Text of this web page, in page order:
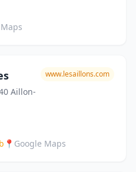
Aillon-
www.lesaillons.com
📍 Google Maps